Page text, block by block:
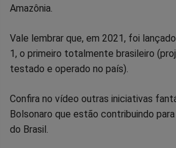
Amazônia.
Vale lembrar que, em 2021, foi
1, o primeiro totalmente brasileiro
testado e operado no país).
Confira no vídeo outras iniciativas
Bolsonaro que estão contribuindo
do Brasil.